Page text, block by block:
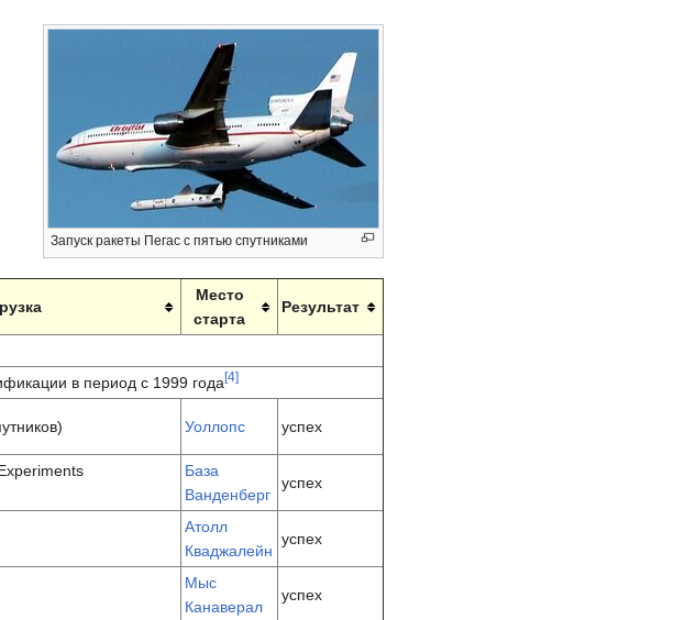
Запуск ракеты Пегас с пятью спутниками
Место
старта
Результат
в период с 1999 года[4]
Уоллопс успех
База
Ванденберг
успех
Атолл
Кваджалейн
успех
Мыс
Канаверал
успех